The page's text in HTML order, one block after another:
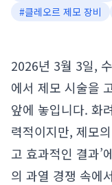
#클레오르 제모 장비
2026년 3월 3일,
에서 제모 시술을
앞에 놓입니다. 화
력적이지만, 제모
고 효과적인 결과’
의 과열 경쟁 속에